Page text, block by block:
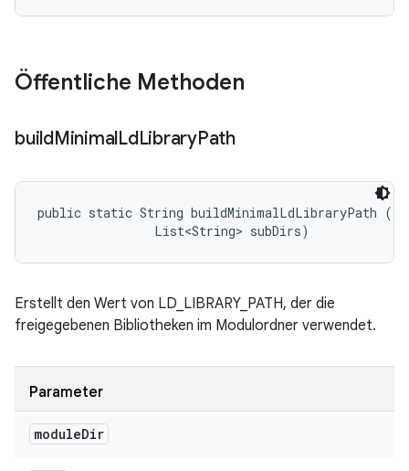
Öffentliche Methoden
buildMinimalLdLibraryPath
public static String buildMinimalLdLibraryPath
                List<String> subDirs)
Erstellt den Wert von LD_LIBRARY_PATH, der die
freigegebenen Bibliotheken im Modulordner verwendet.
Parameter
moduleDir